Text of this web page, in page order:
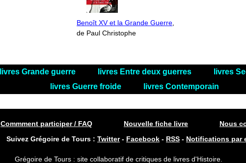
Benoît XV et la Grande Guerre,
de Paul Christophe
livres Grande guerre livres Entre deux guerres
livres
livres Guerre froide
livres Contemporain
Commment participer / FAQ Nouvelle fiche livre Nous
Suivez Grégoire de Tours : Twitter- Facebook - RSS - Notifications par
Grégoire de Tours : site collaboratif de critiques de livres d'Histoire.